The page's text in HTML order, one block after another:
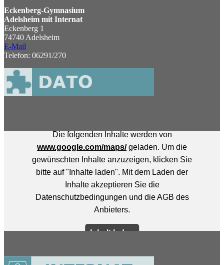
Eckenberg-Gymnasium
Adelsheim mit Internat
Eckenberg 1
74740 Adelsheim
E-Mail
Telefon: 06291/270